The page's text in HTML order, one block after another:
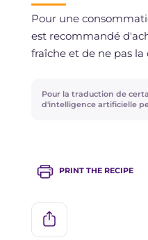
vos préférences en
olives, des tomates
citron pour une
Pour une
est recommandé
fraîche et de ne pas
remarqués. Pour plus
renvoyons auxlignes
Pour la traduction de
d'intelligence artificielle
PRINT THE RECIPE